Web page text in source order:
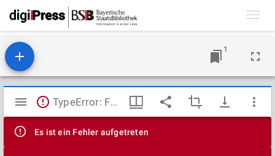
1
Mirador
Viewer
TypeError: Failed to fetch
Es ist ein Fehler aufgetreten